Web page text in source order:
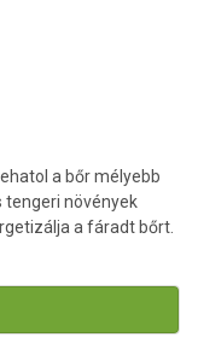
a bőr mélyebb
tengeri növények
a fáradt bőrt.